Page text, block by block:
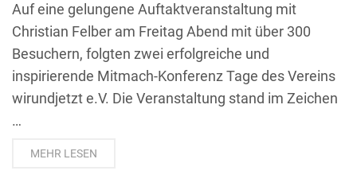
Auf eine gelungene Auftaktveranstaltung mit
Christian Felber am Freitag Abend mit über 300
Besuchern, folgten zwei erfolgreiche und
inspirierende Mitmach-Konferenz Tage des Vereins
wirundjetzt e.V. Die Veranstaltung stand im Zeichen
…
MEHR LESEN